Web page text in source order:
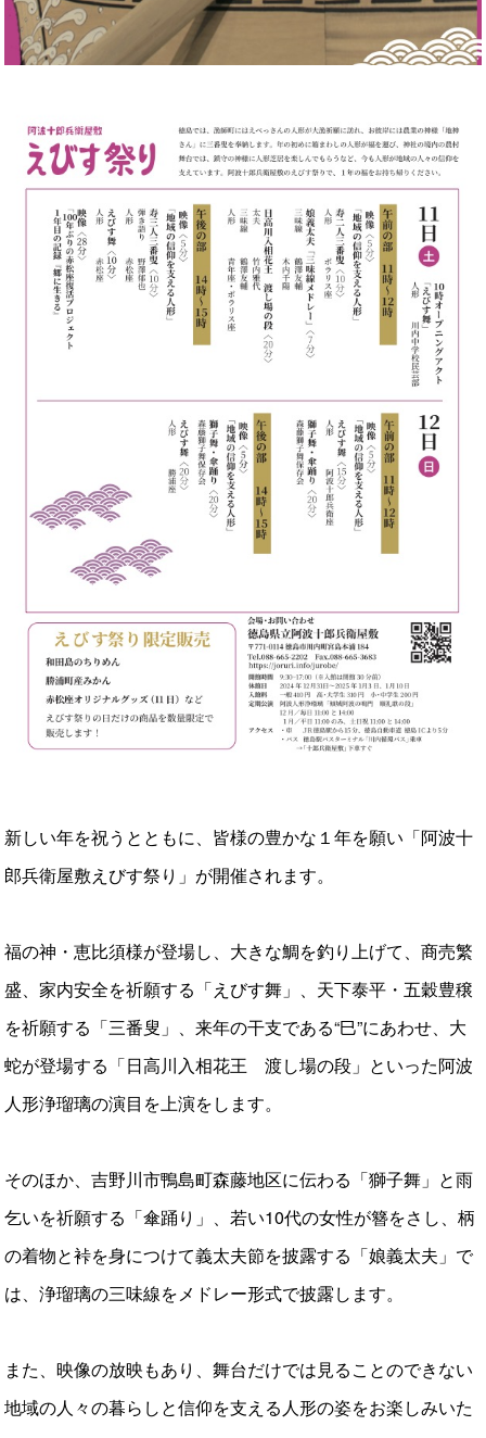
新しい年を祝うとともに、皆様の豊かな１年を願い「阿波十
郎兵衛屋敷えびす祭り」が開催されます。
福の神・恵比須様が登場し、大きな鯛を釣り上げて、商売繁
盛、家内安全を祈願する「えびす舞」、天下泰平・五穀豊穣
を祈願する「三番叟」、来年の干支である“巳”にあわせ、大
蛇が登場する「日高川入相花王 渡し場の段」といった阿波
人形浄瑠璃の演目を上演をします。
そのほか、吉野川市鴨島町森藤地区に伝わる「獅子舞」と雨
乞いを祈願する「傘踊り」、若い10代の女性が簪をさし、柄
の着物と裃を身につけて義太夫節を披露する「娘義太夫」で
は、浄瑠璃の三味線をメドレー形式で披露します。
また、映像の放映もあり、舞台だけでは見ることのできない
地域の人々の暮らしと信仰を支える人形の姿をお楽しみいた